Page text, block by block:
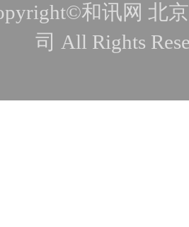
和讯网 北
司 All Rights